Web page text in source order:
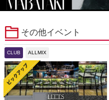
その他イベント
CLUB ALLMIX